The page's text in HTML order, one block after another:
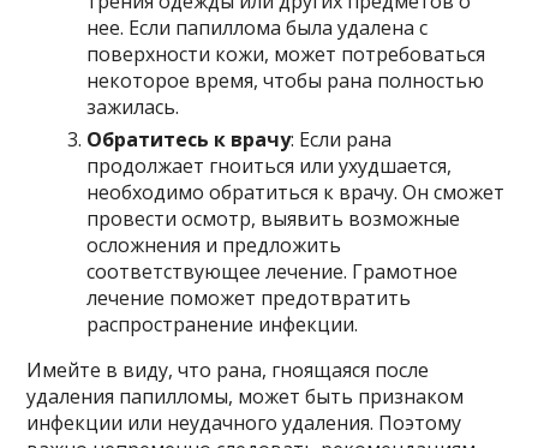
нее. Если папиллома была удалена с
поверхности кожи, может потребоваться
некоторое время, чтобы рана полностью
зажилась.
Обратитесь к врачу: Если рана
продолжает гноиться или ухудшается,
необходимо обратиться к врачу. Он сможет
провести осмотр, выявить возможные
осложнения и предложить
соответствующее лечение. Грамотное
лечение поможет предотвратить
распространение инфекции.
Имейте в виду, что рана, гноящаяся после
удаления папилломы, может быть признаком
инфекции или неудачного удаления. Поэтому